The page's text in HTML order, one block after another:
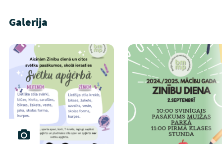
Galerija